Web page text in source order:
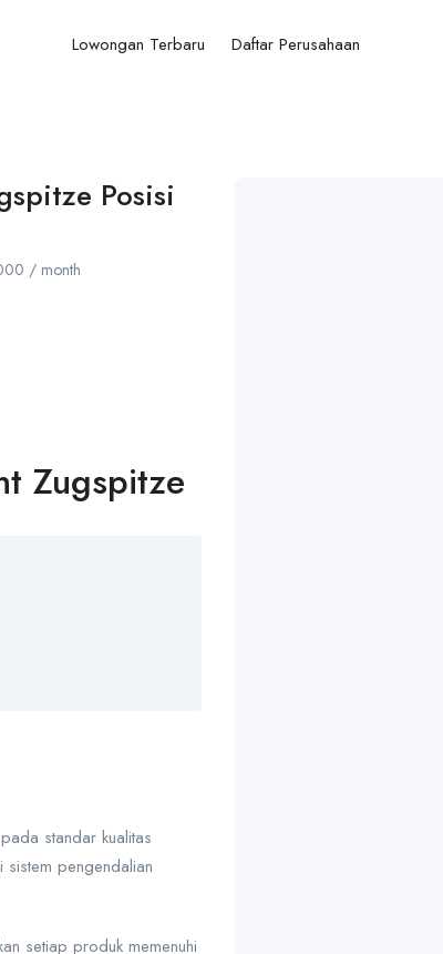
Lowongan Terbaru Daftar Perusahaan
Posisi
/ month
Zugspitze
standar kualitas
sistem pengendalian
setiap produk memenuhi